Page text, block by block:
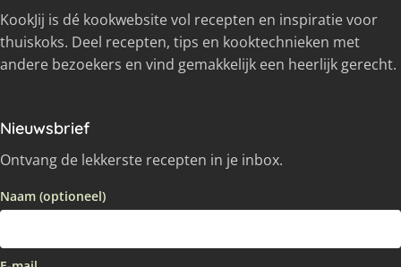
KookJij is dé kookwebsite vol recepten en inspiratie voor
thuiskoks. Deel recepten, tips en kooktechnieken met
andere bezoekers en vind gemakkelijk een heerlijk gerecht.
Nieuwsbrief
Ontvang de lekkerste recepten in je inbox.
Naam (optioneel)